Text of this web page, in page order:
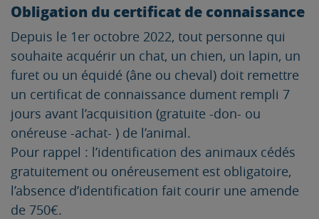
Obligation du certificat de connaissance
Depuis le 1er octobre 2022, tout personne qui
souhaite acquérir un chat, un chien, un lapin, un
furet ou un équidé (âne ou cheval) doit remettre
un certificat de connaissance dument rempli 7
jours avant l’acquisition (gratuite -don- ou
onéreuse -achat- ) de l’animal.
Pour rappel : l’identification des animaux cédés
gratuitement ou onéreusement est obligatoire,
l’absence d’identification fait courir une amende
de 750€.